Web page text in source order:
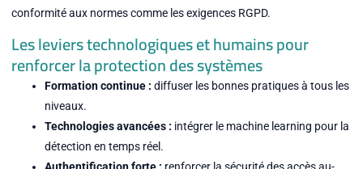
conformité aux normes comme les exigences RGPD.
Les leviers technologiques et humains pour
renforcer la protection des systèmes
Formation continue : diffuser les bonnes pratiques à tous les
niveaux.
Technologies avancées : intégrer le machine learning pour la
détection en temps réel.